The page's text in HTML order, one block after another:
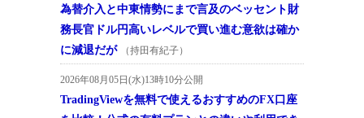
為替介入と中東情勢にまで言及のベッセント財
務長官ドル円高いレベルで買い進む意欲は確か
に減退だが
（持田有紀子）
2026年08月05日(水)13時10分公開
TradingViewを無料で使えるおすすめのFX口座